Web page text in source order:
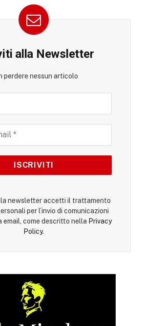
alla Newsletter
perdere nessun articolo
newsletter accetti il trattamento
per l’invio di comunicazioni
email, come descritto nella Privacy
Policy.